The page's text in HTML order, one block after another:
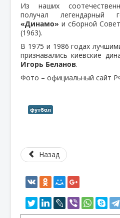
Из наших
получал легендарный
«Динамо» и сборной
(1963).
В 1975 и 1986 годах
признавались киевские
Игорь Беланов.
Фото – официальный сайт
футбол
Назад